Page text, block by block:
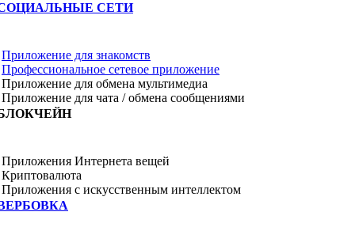
СЕТИ
Приложение для знакомств
Профессиональное сетевое приложение
Приложение для обмена мультимедиа
Приложение для чата / обмена сообщениями
Приложения Интернета вещей
Криптовалюта
Приложения с искусственным интеллектом